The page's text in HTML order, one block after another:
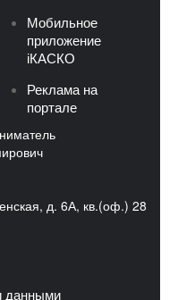
Мобильное
приложение
iКАСКО
Реклама на
портале
д. 6А, кв.(оф.) 28
данными